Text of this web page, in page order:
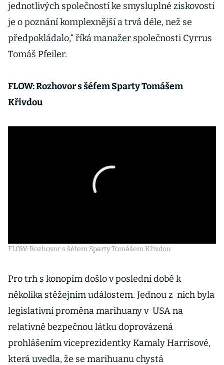
jednotlivých společností ke smysluplné ziskovosti
je o poznání komplexnější a trvá déle, než se
předpokládalo,“ říká manažer společnosti Cyrrus
Tomáš Pfeiler.
FLOW: Rozhovor s šéfem Sparty Tomášem
Křivdou
FLOW: Rozhovor s šéfem Sparty Tomášem Křivdou
Pro trh s konopím došlo v poslední době k
několika stěžejním událostem. Jednou z nich byla
legislativní proměna marihuany v USA na
relativně bezpečnou látku doprovázená
prohlášením viceprezidentky Kamaly Harrisové,
která uvedla, že se marihuanu chystá